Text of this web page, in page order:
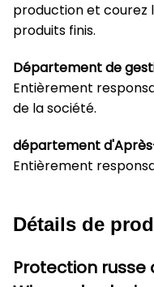
production et courez
produits finis.
Département de
Entièrement
de la société.
département
Entièrement
Détails de
Protection russe